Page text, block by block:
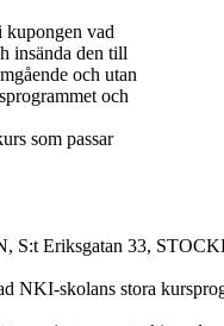
kupongen vad
insända den till
och utan
och
som passar
Eriksgatan 33,
NKI-skolans stora